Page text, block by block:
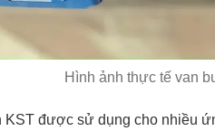
Hình ảnh thực tế van
được sử dụng cho nhiều